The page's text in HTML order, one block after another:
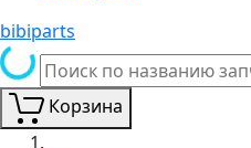
bibiparts
Корзина